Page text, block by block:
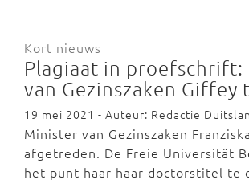
Kort nieuws
Plagiaat in
van Gezinszaken Giffey
19 mei 2021 - Auteur: Redactie
Minister van Gezinszaken
afgetreden. De Freie Universität
het punt haar haar doctorstitel te